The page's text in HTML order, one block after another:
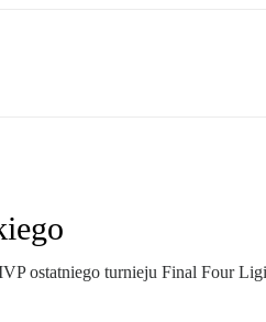
ostatniego turnieju Final Four